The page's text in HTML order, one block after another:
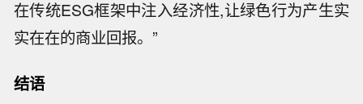
康师傅公关部与企业品牌部主管李经表示:“康师傅
已通过“去瓶空想象岛 与万物共生”项目,将rPET回
收瓶制成旅行箱、野餐垫等实用好物,让循环经济